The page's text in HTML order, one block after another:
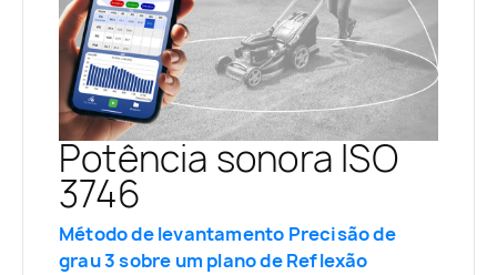
Potência sonora ISO
3746
Método de levantamento Precisão de
grau 3 sobre um plano de Reflexão